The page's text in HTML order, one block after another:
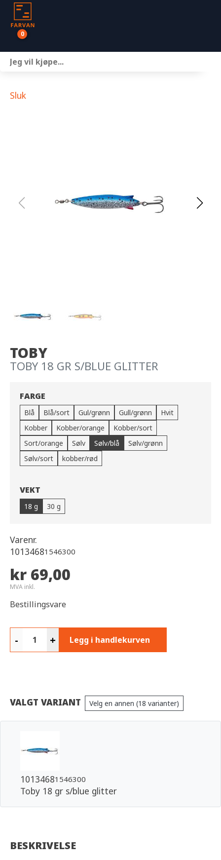
0
Sluk
TOBY
TOBY 18 GR S/BLUE GLITTER
FARGE
Blå Blå/sort Gul/grønn Gull/grønn
Hvit
Kobber
Kobber/orange
Kobber/sort
Sort/orange
Sølv Sølv/blå
Sølv/grønn
Sølv/sort
kobber/rød
VEKT
18 g 30 g
Varenr.
10134681546300
kr 69,00
MVA inkl.
Bestillingsvare
- + Legg i handlekurven
VALGT VARIANT Velg en annen (18 varianter)
10134681546300
Toby 18 gr s/blue glitter
BESKRIVELSE